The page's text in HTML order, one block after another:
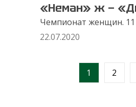
«Неман» ж —
Чемпионат женщин. 11
22.07.2020
1 2